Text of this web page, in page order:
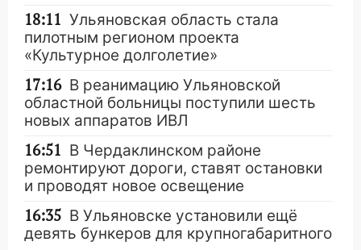
18:11 Ульяновская область стала
пилотным регионом проекта
«Культурное долголетие»
17:16 В реанимацию Ульяновской
областной больницы поступили шесть
новых аппаратов ИВЛ
16:51 В Чердаклинском районе
ремонтируют дороги, ставят остановки
и проводят новое освещение
16:35 В Ульяновске установили ещё
девять бункеров для крупногабаритного